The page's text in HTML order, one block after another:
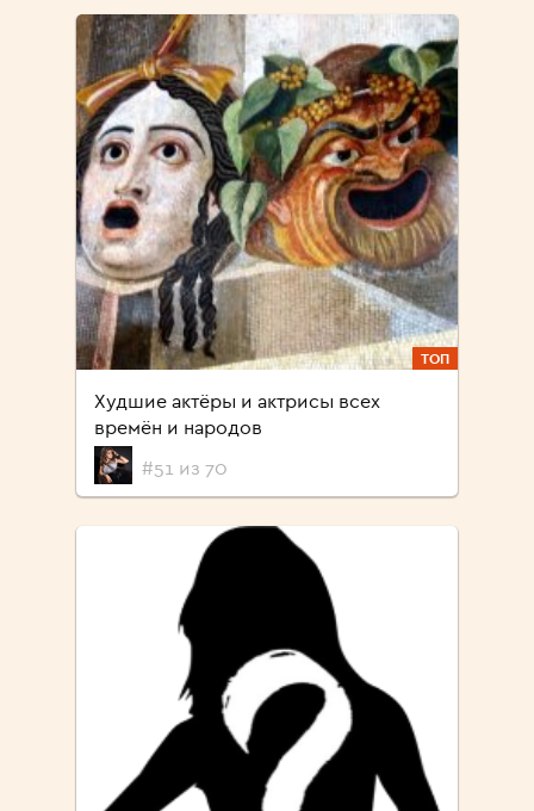
ТОП
Худшие актёры и актрисы всех
времён и народов
#51 из 70